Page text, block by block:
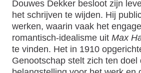
Douwes Dekker besloot zijn
het schrijven te wijden. Hij
werken, waarin vaak het
romantisch-idealisme uit Max
te vinden. Het in 1910
Genootschap stelt zich ten doel